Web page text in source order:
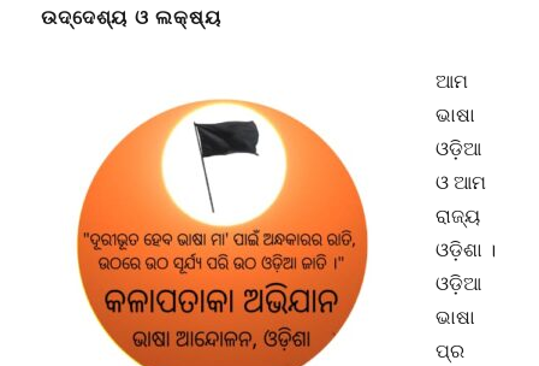
ଉଦ୍ଦେଶ୍ୟ ଓ ଲକ୍ଷ୍ୟ
ଆମ
ଭାଷା
ଓଡ଼ିଆ
ଓ ଆମ
ରାଜ୍ୟ
ଓଡ଼ିଶା ।
ଓଡ଼ିଆ
ଭାଷା
ପ୍ର